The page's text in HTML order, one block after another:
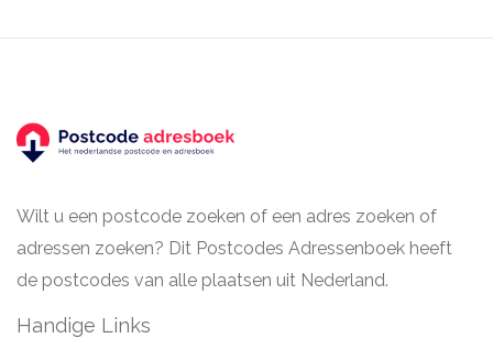
Wilt u een postcode zoeken of een adres zoeken of
adressen zoeken? Dit Postcodes Adressenboek heeft
de postcodes van alle plaatsen uit Nederland.
Handige Links